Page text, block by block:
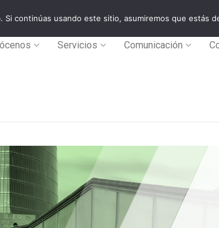
Servicios Comunicación
continúas usando este sitio, asumiremos que estás